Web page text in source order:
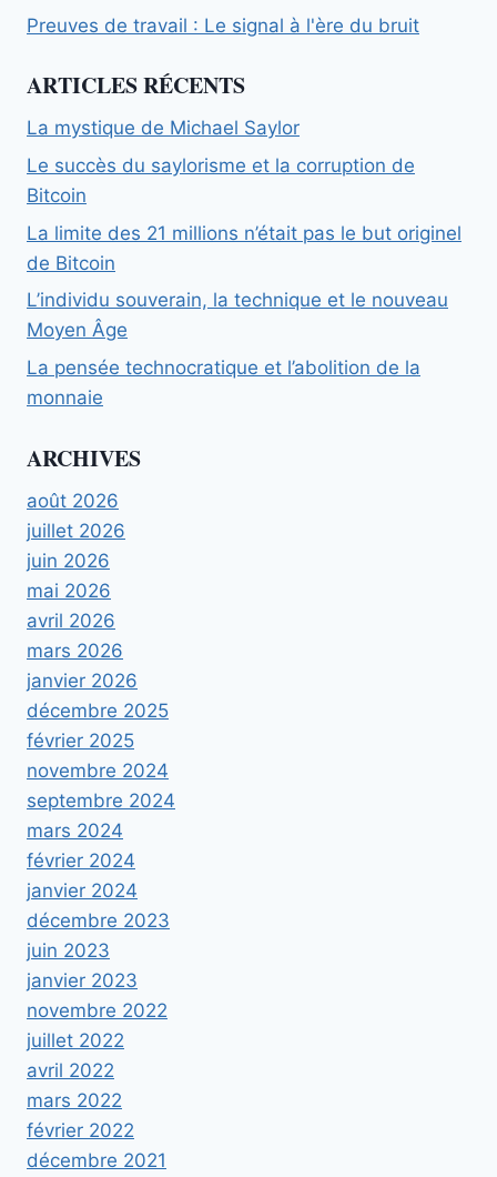
Preuves de travail : Le signal à l'ère du bruit
ARTICLES RÉCENTS
La mystique de Michael Saylor
Le succès du saylorisme et la corruption de
Bitcoin
La limite des 21 millions n’était pas le but originel
de Bitcoin
L’individu souverain, la technique et le nouveau
Moyen Âge
La pensée technocratique et l’abolition de la
monnaie
ARCHIVES
août 2026
juillet 2026
juin 2026
mai 2026
avril 2026
mars 2026
janvier 2026
décembre 2025
février 2025
novembre 2024
septembre 2024
mars 2024
février 2024
janvier 2024
décembre 2023
juin 2023
janvier 2023
novembre 2022
juillet 2022
avril 2022
mars 2022
février 2022
décembre 2021